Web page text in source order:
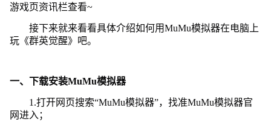
游戏页资讯栏查看~
接下来就来看看具体介绍如何用MuMu模拟器在电脑上
玩《群英觉醒》吧。
一、下载安装MuMu模拟器
1.打开网页搜索“MuMu模拟器”，找准MuMu模拟器官
网进入；